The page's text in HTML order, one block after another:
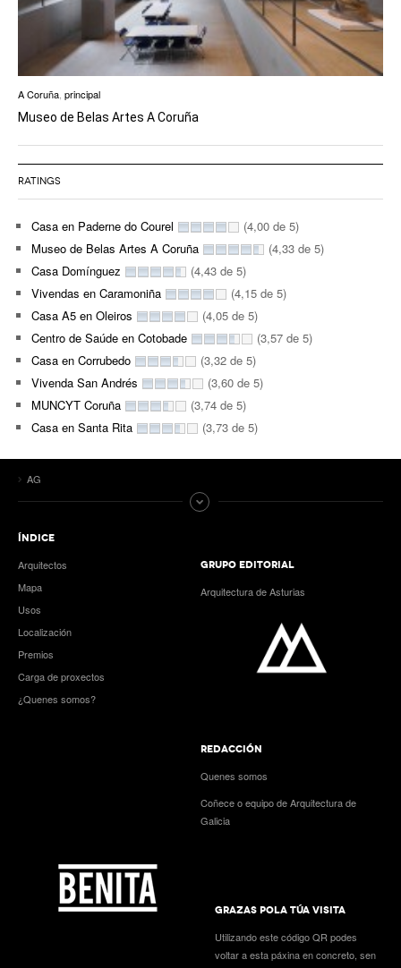
A Coruña principal
Museo de Belas Artes A Coruña
RATINGS
Casa en Paderne do Courel
(4,00 de 5)
Museo de Belas Artes A Coruña
(4,33 de 5)
Casa Domínguez
(4,43 de 5)
Vivendas en Caramoniña
(4,15 de 5)
Casa A5 en Oleiros
(4,05 de 5)
Centro de Saúde en Cotobade
(3,57 de 5)
Casa en Corrubedo
(3,32 de 5)
Vivenda San Andrés
(3,60 de 5)
MUNCYT Coruña
(3,74 de 5)
Casa en Santa Rita
(3,73 de 5)
AG
ÍNDICE
Arquitectos
Mapa
Usos
Localización
Premios
Carga de proxectos
¿Quenes somos?
GRUPO EDITORIAL
Arquitectura de Asturias
REDACCIÓN
Quenes somos
Coñece o equipo de Arquitectura de
Galicia
GRAZAS POLA TÚA VISITA
Utilizando este código QR podes
voltar a esta páxina en concreto, sen